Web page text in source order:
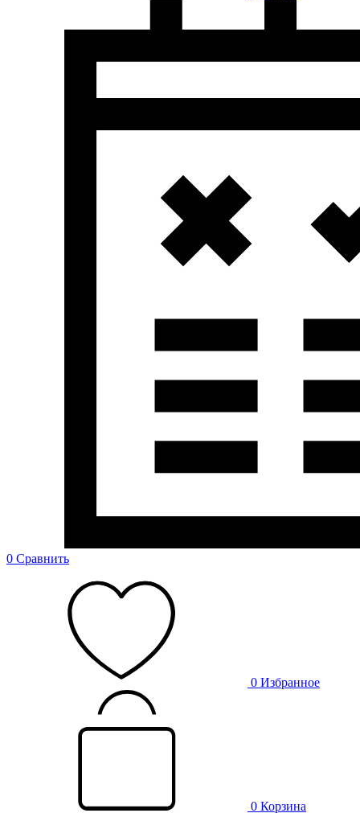
0 Сравнить
0 Избранное
0 Корзина